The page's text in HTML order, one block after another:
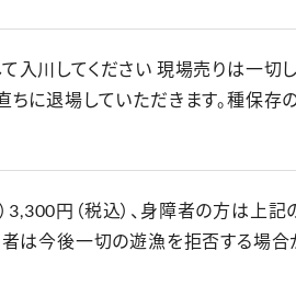
入川してください 現場売りは一切
ちに退場していただきます。種保存
3,300円（税込）、身障者の方は上記
は今後一切の遊漁を拒否する場合